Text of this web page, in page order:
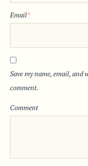
Email*
Save my name, email,
comment.
Comment